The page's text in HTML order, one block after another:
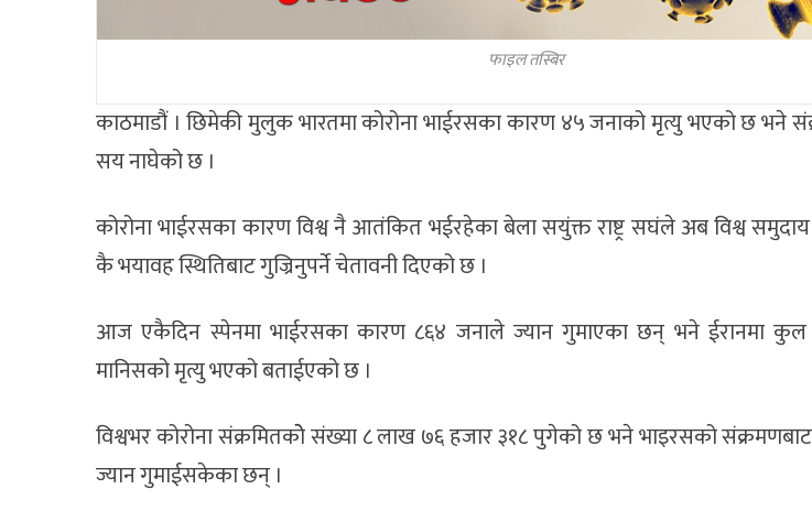
फाइल तस्बिर
काठमाडौं । छिमेकी मुलुक भारतमा कोरोना भाईरसका कारण ४५ जनाको मृत्यु भएको छ भने
सय नाघेको छ ।
कोरोना भाईरसका कारण विश्व नै आतंकित भईरहेका बेला सयुंक्त राष्ट्र सघंले अब विश्व समुदाय
कै भयावह स्थितिबाट गुज्रिनुपर्ने चेतावनी दिएको छ ।
आज एकैदिन स्पेनमा भाईरसका कारण ८६४ जनाले ज्यान गुमाएका छन् भने ईरानमा कुल
मानिसको मृत्यु भएको बताईएको छ ।
विश्वभर कोरोना संक्रमितकोे संख्या ८ लाख ७६ हजार ३१८ पुगेको छ भने भाइरसको
ज्यान गुमाईसकेका छन् ।